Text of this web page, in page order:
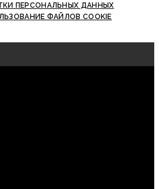
ПЕРСОНАЛЬНЫХ ДАННЫХ
ФАЙЛОВ COOKIE